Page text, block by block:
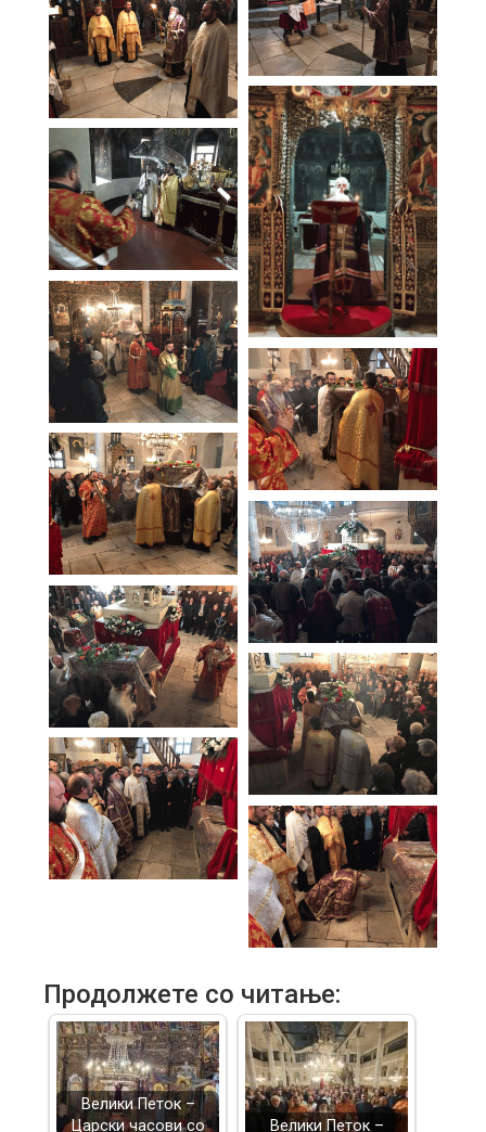
Продолжете со читање:
Велики Петок –
Царски часови со
Велики Петок –